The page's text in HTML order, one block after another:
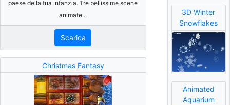
paese della tua infanzia. Tre bellissime scene
animate...
Scarica
Christmas Fantasy
3D Winter
Snowflakes
Animated
Aquarium